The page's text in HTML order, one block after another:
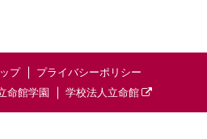
プ
プライバシーポリシー
命館学園 学校法人立命館